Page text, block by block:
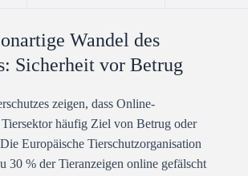
Wandel des
Sicherheit vor Betrug
zeigen, dass Online-
häufig Ziel von Betrug oder
Europäische Tierschutzorganisation
30 % der Tieranzeigen online gefälscht